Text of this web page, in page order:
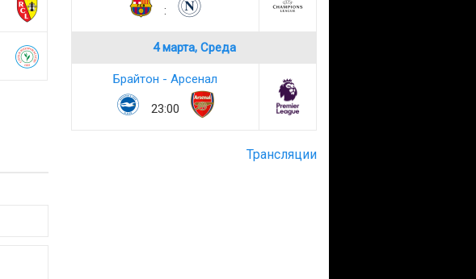
:
4 марта, Среда
Брайтон - Арсенал
23:00
Трансляции